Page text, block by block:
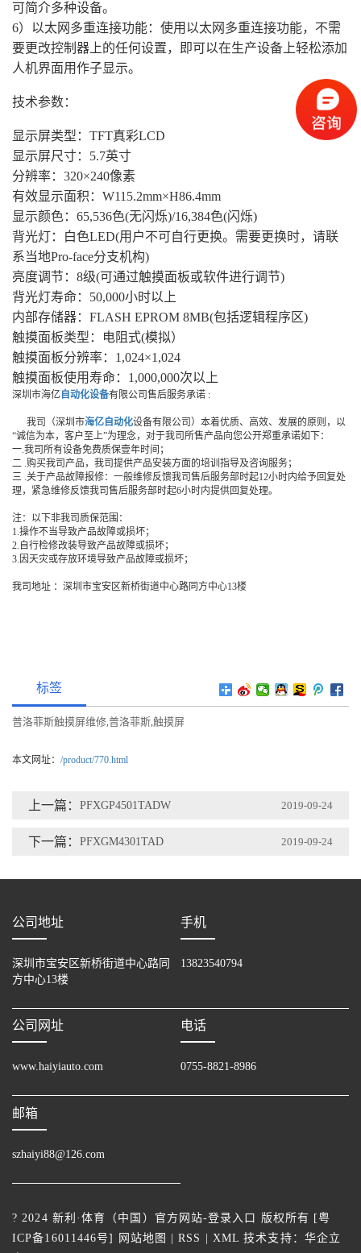
可简介多种设备。
6）以太网多重连接功能：使用以太网多重连接功能，不需
要更改控制器上的任何设置，即可以在生产设备上轻松添加
人机界面用作子显示。
技术参数：
显示屏类型：TFT真彩LCD
显示屏尺寸：5.7英寸
分辨率：320×240像素
有效显示面积：W115.2mm×H86.4mm
显示颜色：65,536色(无闪烁)/16,384色(闪烁)
背光灯：白色LED(用户不可自行更换。需要更换时，请联
系当地Pro-face分支机构)
亮度调节：8级(可通过触摸面板或软件进行调节)
背光灯寿命：50,000小时以上
内部存储器：FLASH EPROM 8MB(包括逻辑程序区)
触摸面板类型：电阻式(模拟）
触摸面板分辨率：1,024×1,024
触摸面板使用寿命：1,000,000次以上
深圳市海亿 自动化设备有限公司售后服务承诺 :
我司（深圳市海亿自动化设备有限公司）本着优质、高效、发展的原则，以
“诚信为本，客户至上”为理念，对于我司所售产品向您公开郑重承诺如下：
一.我司所有设备免费质保壹年时间；
二 .购买我司产品，我司提供产品安装方面的培训指导及咨询服务；
三 .关于产品故障报修：一般维修反馈我司售后服务部时起12小时内给予回复处
理，紧急维修反馈我司售后服务部时起6小时内提供回复处理。
注：以下非我司质保范围：
1.操作不当导致产品故障或损坏；
2.自行检修改装导致产品故障或损坏；
3.因天灾或存放环境导致产品故障或损坏；
我司地址 ：深圳市宝安区新桥街道中心路同方中心13楼
标签
普洛菲斯触摸屏维修,普洛菲斯,触摸屏
本文网址： /product/770.html
上一篇： PFXGP4501TADW 2019-09-24
下一篇： PFXGM4301TAD 2019-09-24
公司地址
深圳市宝安区新桥街道中心路同
方中心13楼
手机
13823540794
公司网址
www.haiyiauto.com
电话
0755-8821-8986
邮箱
szhaiyi88@126.com
? 2024 新利·体育（中国）官方网站-登录入口 版权所有 [粤
ICP备16011446号] 网站地图 |RSS XML 技术支持： 华企立